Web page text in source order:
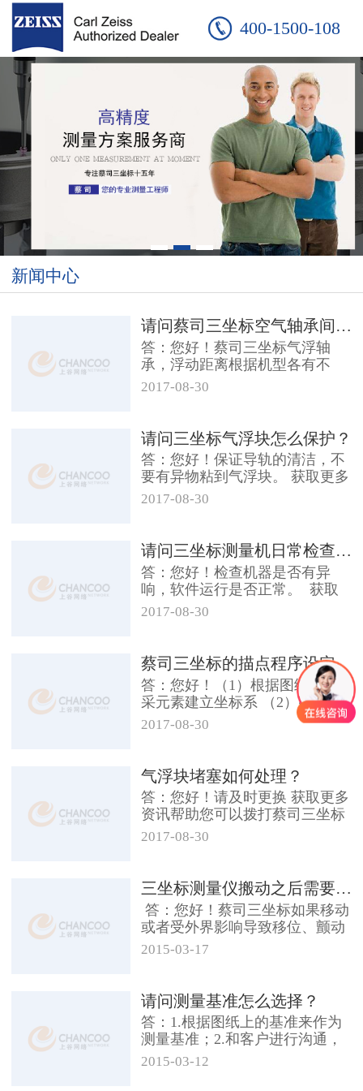
400-1500-108
新闻中心
请问蔡司三坐标空气轴承间隙是多少
答：您好！蔡司三坐标气浮轴
承，浮动距离根据机型各有不
同。一般在6-8 u 之间。...
2017-08-30
请问三坐标气浮块怎么保护？
答：您好！保证导轨的清洁，不
要有异物粘到气浮块。 获取更多
资讯帮助您可以免费拨...
2017-08-30
请问三坐标测量机日常检查注意哪些
答：您好！检查机器是否有异
响，软件运行是否正常。 获取
更多资讯帮助...
2017-08-30
蔡司三坐标的描点程序设定
答：您好！（1）根据图纸基准
采元素建立坐标系 （2）建立安
全平面 （3）采集...
2017-08-30
气浮块堵塞如何处理？
答：您好！请及时更换 获取更多
资讯帮助您可以拨打蔡司三坐标
免费咨询电话4001...
2017-08-30
三坐标测量仪搬动之后需要重新校正...
答：您好！蔡司三坐标如果移动
或者受外界影响导致移位、颤动
等，都是需要...
2015-03-17
请问测量基准怎么选择？
答：1.根据图纸上的基准来作为
测量基准；2.和客户进行沟通，
由客户告知基准。 ...
2015-03-12